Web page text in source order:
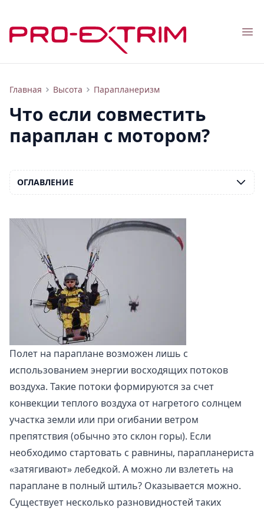
Главная Высота Парапланеризм
Что такое мотопараплан, паралет и аэрошют
Что если совместить
параплан с мотором?
Полет на параплане возможен лишь с
использованием энергии восходящих потоков
воздуха. Такие потоки формируются за счет
конвекции теплого воздуха от нагретого солнцем
участка земли или при огибании ветром
препятствия (обычно это склон горы). Если
необходимо стартовать с равнины, парапланериста
«затягивают» лебедкой. А можно ли взлететь на
параплане в полный штиль? Оказывается можно.
Существует несколько разновидностей таких
ОГЛАВЛЕНИЕ